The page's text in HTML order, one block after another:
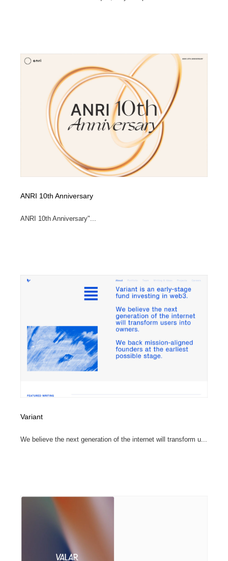
ANRI 10th Anniversary
ANRI 10th Anniversary"...
Variant
We believe the next generation of the internet will transform u...